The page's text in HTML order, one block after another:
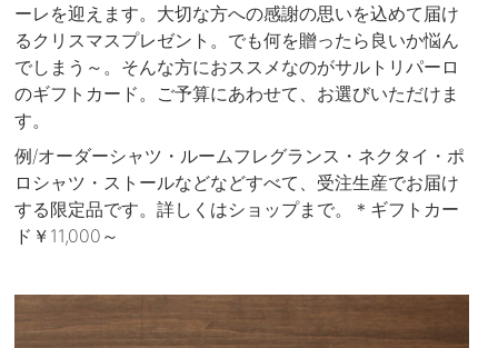
ーレを迎えます。大切な方への感謝の思いを込めて届け
るクリスマスプレゼント。でも何を贈ったら良いか悩ん
でしまう～。そんな方におススメなのがサルトリパーロ
のギフトカード。ご予算にあわせて、お選びいただけま
す。
例/オーダーシャツ・ルームフレグランス・ネクタイ・ポ
ロシャツ・ストールなどなどすべて、受注生産でお届け
する限定品です。詳しくはショップまで。＊ギフトカー
ド￥11,000～